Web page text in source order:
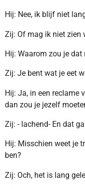
Hij: Nee, ik blijf niet
Zij: Of mag ik niet zien
Hij: Waarom zou je dat
Zij: Je bent wat je eet
Hij: Ja, in een reclame
dan zou je jezelf
Zij: - lachend- En dat
Hij: Misschien weet je
ben?
Zij: Och, het is lang